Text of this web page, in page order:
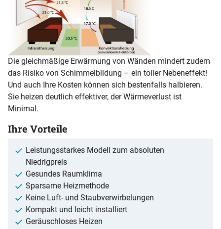
Die gleichmäßige Erwärmung von Wänden mindert zudem
das Risiko von Schimmelbildung – ein toller Nebeneffekt!
Und auch Ihre Kosten können sich bestenfalls halbieren.
Sie heizen deutlich effektiver, der Wärmeverlust ist
Minimal.
Ihre Vorteile
Leistungsstarkes Modell zum absoluten
Niedrigpreis
Gesundes Raumklima
Sparsame Heizmethode
Keine Luft- und Staubverwirbelungen
Kompakt und leicht installiert
Geräuschloses Heizen